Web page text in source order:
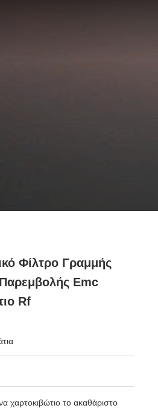
Φίλτρο Γραμμής
Emc
Rf
το ακαθάριστο